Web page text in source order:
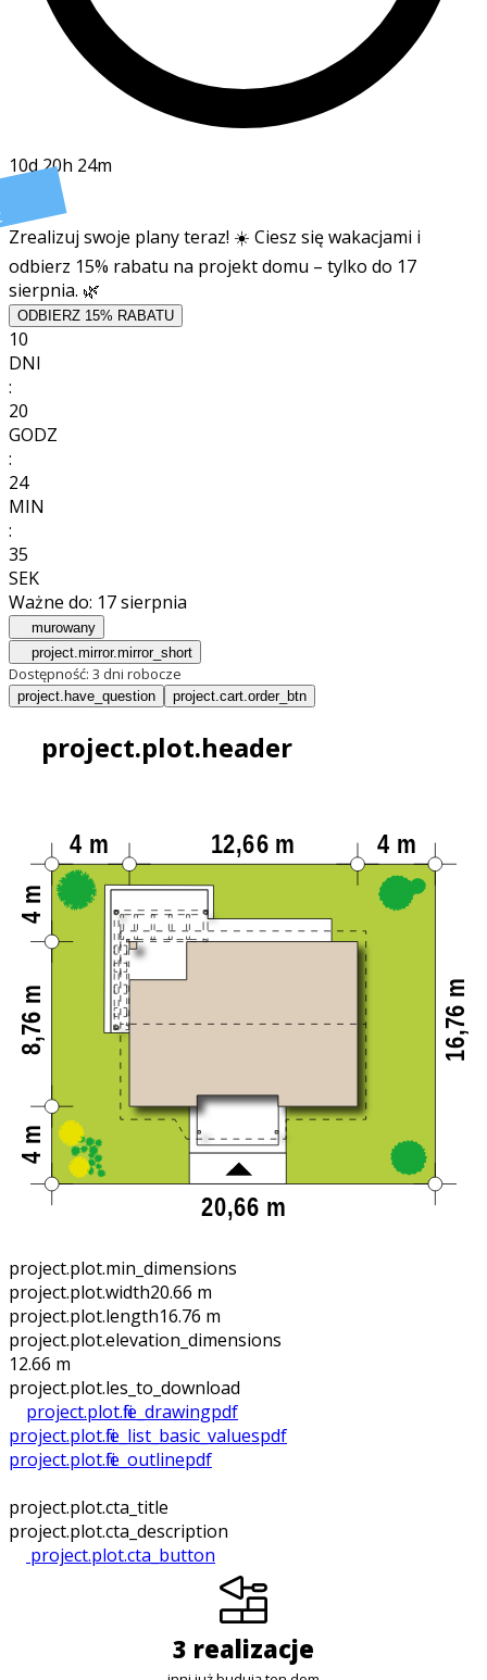
10d 20h 24m
Zrealizuj swoje plany teraz! ☀️ Ciesz się wakacjami i
odbierz 15% rabatu na projekt domu – tylko do 17
sierpnia. 🌿
ODBIERZ 15% RABATU
10
DNI
:
20
GODZ
:
24
MIN
:
33
SEK
Ważne do: 17 sierpnia
murowany
project.mirror.mirror_short
Dostępność: 3 dni robocze
project.have_question project.cart.order_btn
project.plot.header
project.plot.min_dimensions
project.plot.width20.66 m
project.plot.length16.76 m
project.plot.elevation_dimensions
12.66 m
project.plot.files_to_download
project.plot.file_drawingpdf
project.plot.file_list_basic_valuespdf
project.plot.file_outlinepdf
project.plot.cta_title
project.plot.cta_description
project.plot.cta_button
3 realizacje